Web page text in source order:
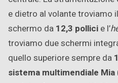
e dietro al volante troviamo
schermo da 12,3 pollici e l’
troviamo due schermi
quello superiore sempre da
sistema multimendiale Mia